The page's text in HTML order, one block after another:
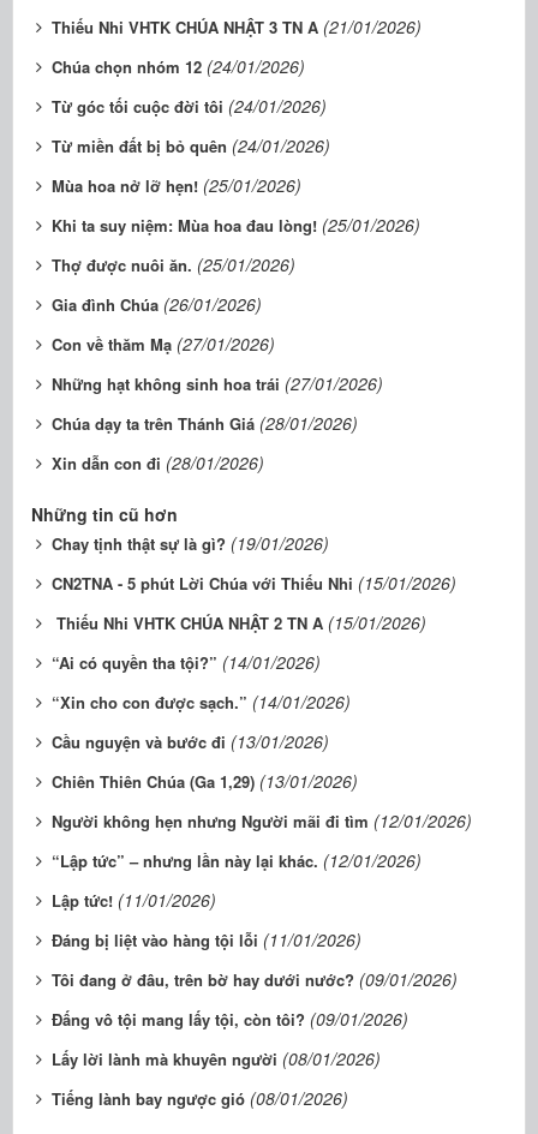
Thiếu Nhi VHTK CHÚA NHẬT 3 TN A (21/01/2026)
Chúa chọn nhóm 12 (24/01/2026)
Từ góc tối cuộc đời tôi (24/01/2026)
Từ miền đất bị bỏ quên (24/01/2026)
Mùa hoa nở lỡ hẹn! (25/01/2026)
Khi ta suy niệm: Mùa hoa đau lòng! (25/01/2026)
Thợ được nuôi ăn. (25/01/2026)
Gia đình Chúa (26/01/2026)
Con về thăm Mạ (27/01/2026)
Những hạt không sinh hoa trái (27/01/2026)
Chúa dạy ta trên Thánh Giá (28/01/2026)
Xin dẫn con đi (28/01/2026)
Những tin cũ hơn
Chay tịnh thật sự là gì? (19/01/2026)
CN2TNA - 5 phút Lời Chúa với Thiếu Nhi (15/01/2026)
Thiếu Nhi VHTK CHÚA NHẬT 2 TN A (15/01/2026)
“Ai có quyền tha tội?” (14/01/2026)
“Xin cho con được sạch.” (14/01/2026)
Cầu nguyện và bước đi (13/01/2026)
Chiên Thiên Chúa (Ga 1,29) (13/01/2026)
Người không hẹn nhưng Người mãi đi tìm (12/01/2026)
“Lập tức” – nhưng lần này lại khác. (12/01/2026)
Lập tức! (11/01/2026)
Đáng bị liệt vào hàng tội lỗi (11/01/2026)
Tôi đang ở đâu, trên bờ hay dưới nước? (09/01/2026)
Đấng vô tội mang lấy tội, còn tôi? (09/01/2026)
Lấy lời lành mà khuyên người (08/01/2026)
Tiếng lành bay ngược gió (08/01/2026)